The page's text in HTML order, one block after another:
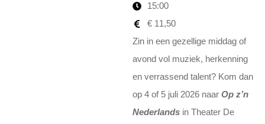
15:00
€ 11,50
Zin in een gezellige middag of
avond vol muziek, herkenning
en verrassend talent? Kom dan
op 4 of 5 juli 2026 naar Op z’n
Nederlands in Theater De